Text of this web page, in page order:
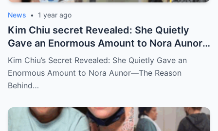
News • 1 year ago
Kim Chiu secret Revealed: She Quietly
Gave an Enormous Amount to Nora Aunor
—The Reason Behind It Will Break Your
Heart!
Kim Chiu’s Secret Revealed: She Quietly Gave an
Enormous Amount to Nora Aunor—The Reason
Behind…